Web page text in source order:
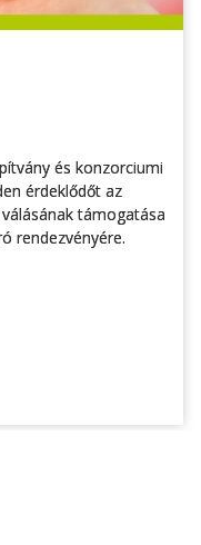
és konzorciumi
érdeklődőt az
támogatása
rendezvényére.